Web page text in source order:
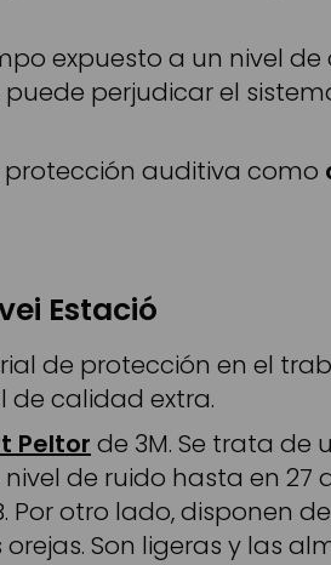
expuesto a un nivel de
perjudicar el
auditiva como
Estació
de protección en el
de calidad extra.
Peltor de 3M. Se trata de
de ruido hasta en
Por otro lado, disponen
Son ligeras y las